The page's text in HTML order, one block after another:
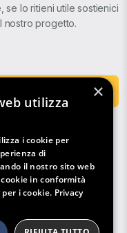
se lo ritieni utile sostienici
nostro progetto.
×
utilizza
i cookie per
di
il nostro sito web
in conformità
i cookie. Privacy